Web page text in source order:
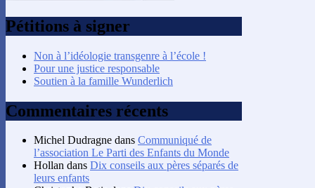
Pétitions à signer
Non à l’idéologie transgenre à l’école !
Pour une justice responsable
Soutien à la famille Wunderlich
Commentaires récents
Michel Dudragne dans Communiqué de
l’association Le Parti des Enfants du Monde
Hollan dans Dix conseils aux pères séparés de
leurs enfants